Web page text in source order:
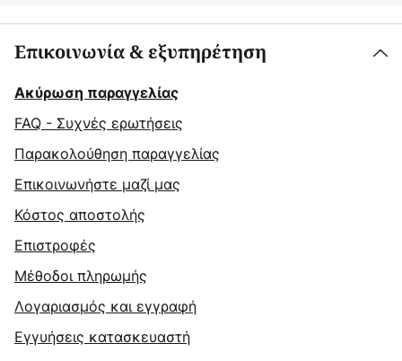
Επικοινωνία & εξυπηρέτηση
Ακύρωση παραγγελίας
FAQ - Συχνές ερωτήσεις
Παρακολούθηση παραγγελίας
Επικοινωνήστε μαζί μας
Κόστος αποστολής
Επιστροφές
Μέθοδοι πληρωμής
Λογαριασμός και εγγραφή
Εγγυήσεις κατασκευαστή